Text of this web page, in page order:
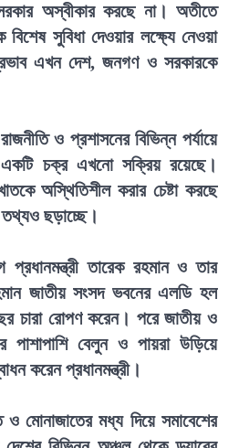
অস্বীকার করছে না। অতীতে
সুবিধা দেওয়ার লক্ষ্যে নেওয়া
এখন দেশ, জনগণ ও সরকারকে
ও প্রশাসনের বিভিন্ন পর্যায়ে
একটি চক্র এখনো সক্রিয় রয়েছে।
অস্থিতিশীল করার চেষ্টা করছে
তথ্যও ছড়াচ্ছে।
প্রধানমন্ত্রী তারেক রহমান ও তার
জাতীয় সংসদ ভবনের এলডি হল
চারা রোপণ করেন। পরে জাতীয় ও
পাশাপাশি বেলুন ও পায়রা উড়িয়ে
করেন প্রধানমন্ত্রী।
মোনাজাতের মধ্য দিয়ে সমাবেশের